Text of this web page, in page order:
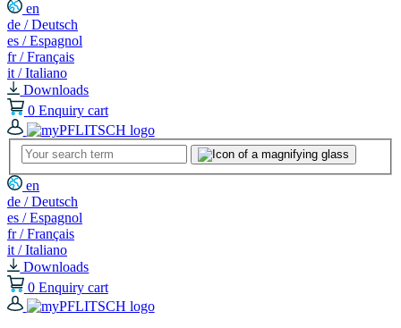
en
de / Deutsch
es / Espagnol
fr / Français
it / Italiano
Downloads
0 Enquiry cart
en
de / Deutsch
es / Espagnol
fr / Français
it / Italiano
Downloads
0 Enquiry cart